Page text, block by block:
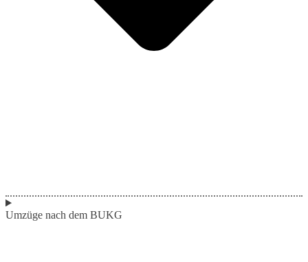
Umzüge nach dem BUKG